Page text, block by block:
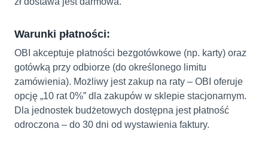
Warunki płatności:
OBI akceptuje płatności bezgotówkowe (np. karty) oraz
gotówką przy odbiorze (do określonego limitu
zamówienia). Możliwy jest zakup na raty – OBI oferuje
opcję „10 rat 0%” dla zakupów w sklepie stacjonarnym.
Dla jednostek budżetowych dostępna jest płatność
odroczona – do 30 dni od wystawienia faktury.